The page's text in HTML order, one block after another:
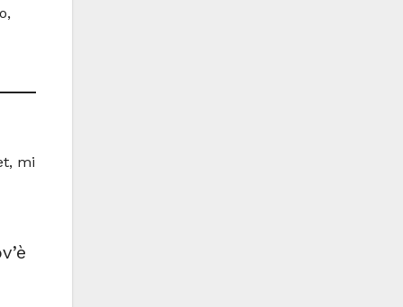
mi